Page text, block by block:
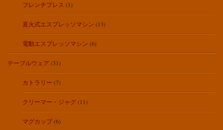
フレンチプレス (1)
直火式エスプレッソマシン (13)
電動エスプレッソマシン (6)
テーブルウェア (31)
カトラリー (7)
クリーマー・ジャグ(11)
マグカップ(6)